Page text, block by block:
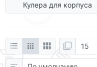
Кулера для корпуса